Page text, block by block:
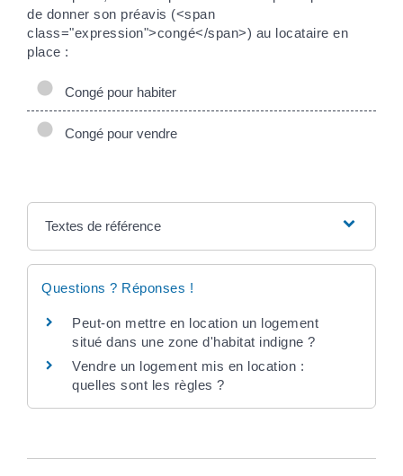
de donner son préavis (<span
class="expression">congé</span>) au locataire en
place :
Congé pour habiter
Congé pour vendre
Textes de référence
Questions ? Réponses !
Peut-on mettre en location un logement
situé dans une zone d'habitat indigne ?
Vendre un logement mis en location :
quelles sont les règles ?